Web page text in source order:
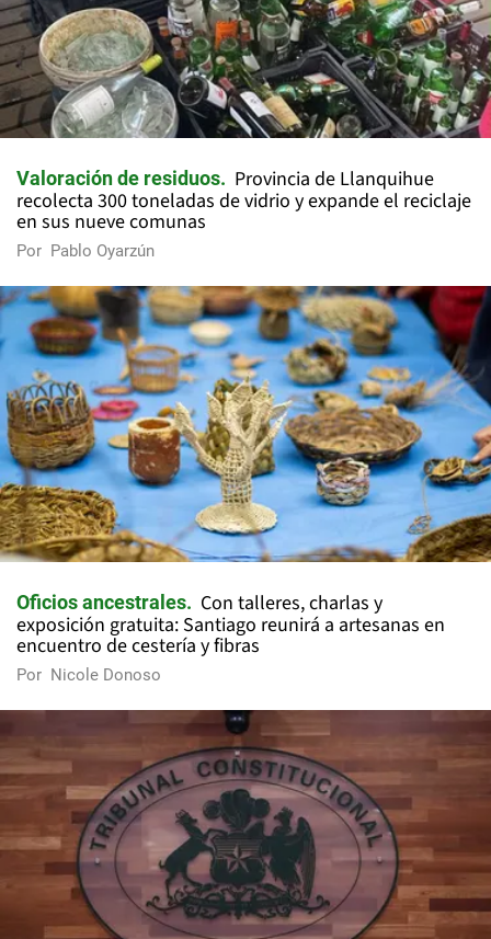
Valoración de residuos
Provincia de Llanquihue
recolecta 300 toneladas de vidrio y expande el reciclaje
en sus nueve comunas
Por Pablo Oyarzún
Oficios ancestrales
Con talleres, charlas y
exposición gratuita: Santiago reunirá a artesanas en
encuentro de cestería y fibras
Por Nicole Donoso